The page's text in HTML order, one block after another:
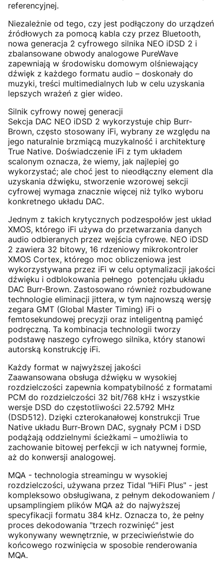
referencyjnej.
Niezależnie od tego, czy jest podłączony do urządzeń
źródłowych za pomocą kabla czy przez Bluetooth,
nowa generacja 2 cyfrowego silnika NEO iDSD 2 i
zbalansowane obwody analogowe PureWave
zapewniają w środowisku domowym olśniewający
dźwięk z każdego formatu audio – doskonały do
muzyki, treści multimedialnych lub w celu uzyskania
lepszych wrażeń z gier wideo.
Silnik cyfrowy nowej generacji
Sekcja DAC NEO iDSD 2 wykorzystuje chip Burr-
Brown, często stosowany iFi, wybrany ze względu na
jego naturalnie brzmiącą muzykalność i architekturę
True Native. Doświadczenie iFi z tym układem
scalonym oznacza, że wiemy, jak najlepiej go
wykorzystać; ale choć jest to nieodłączny element dla
uzyskania dźwięku, stworzenie wzorowej sekcji
cyfrowej wymaga znacznie więcej niż tylko wyboru
konkretnego układu DAC.
Jednym z takich krytycznych podzespołów jest układ
XMOS, którego iFi używa do przetwarzania danych
audio odbieranych przez wejścia cyfrowe. NEO iDSD
2 zawiera 32 bitowy, 16 rdzeniowy mikrokontroler
XMOS Cortex, którego moc obliczeniowa jest
wykorzystywana przez iFi w celu optymalizacji jakości
dźwięku i odblokowania pełnego potencjału układu
DAC Burr-Brown. Zastosowano również rozbudowane
technologie eliminacji jittera, w tym najnowszą wersję
zegara GMT (Global Master Timing) iFi o
femtosekundowej precyzji oraz inteligentną pamięć
podręczną. Ta kombinacja technologii tworzy
podstawę naszego cyfrowego silnika, który stanowi
autorską konstrukcję iFi.
Każdy format w najwyższej jakości
Zaawansowana obsługa dźwięku w wysokiej
rozdzielczości zapewnia kompatybilność z formatami
PCM do rozdzielczości 32 bit/768 kHz i wszystkie
wersje DSD do częstotliwości 22.5792 MHz
(DSD512). Dzięki czterokanałowej konstrukcji True
Native układu Burr-Brown DAC, sygnały PCM i DSD
podążają oddzielnymi ścieżkami – umożliwia to
zachowanie bitowej perfekcji w ich natywnej formie,
aż do konwersji analogowej.
MQA - technologia streamingu w wysokiej
rozdzielczości, używana przez Tidal "HiFi Plus" - jest
kompleksowo obsługiwana, z pełnym dekodowaniem /
upsamplingiem plików MQA aż do najwyższej
specyfikacji formatu 384 kHz. Oznacza to, że pełny
proces dekodowania "trzech rozwinięć" jest
wykonywany wewnętrznie, w przeciwieństwie do
końcowego rozwinięcia w sposobie renderowania
MQA.